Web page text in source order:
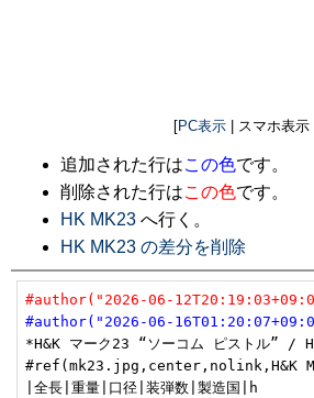
[PC表示 | スマホ表示
追加された行はこの色です。
削除された行はこの色です。
HK MK23 へ行く。
HK MK23 の差分を削除
#author("2026-06-
#author("2026-06-
*H&K マーク23 “ソーコム ピストル”
#ref(mk23.jpg,center,nolink,H&K
|全長|重量|口径|装弾数|製造国|h